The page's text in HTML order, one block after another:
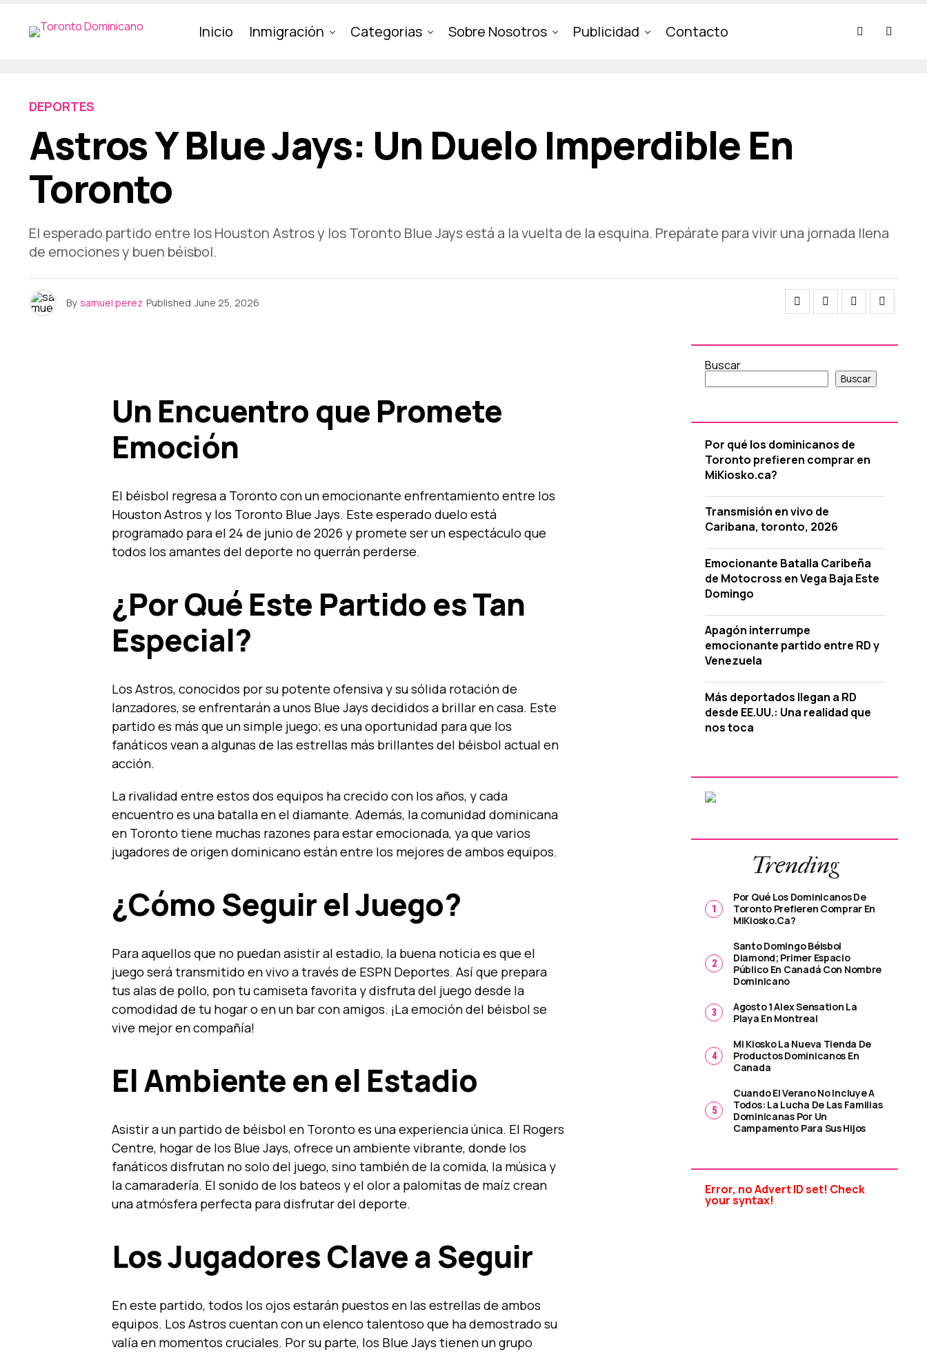
Inicio Inmigración Categorias Sobre Nosotros Publicidad Contacto
DEPORTES
Astros Y Blue Jays: Un Duelo Imperdible En
Toronto
El esperado partido entre los Houston Astros y los Toronto Blue Jays está a la vuelta de la esquina. Prepárate para vivir una jornada llena
de emociones y buen béisbol.
By samuel perez Published June 25, 2026
Un Encuentro que Promete
Emoción
El béisbol regresa a Toronto con un emocionante enfrentamiento entre los
Houston Astros y los Toronto Blue Jays. Este esperado duelo está
programado para el 24 de junio de 2026 y promete ser un espectáculo que
todos los amantes del deporte no querrán perderse.
¿Por Qué Este Partido es Tan
Especial?
Los Astros, conocidos por su potente ofensiva y su sólida rotación de
lanzadores, se enfrentarán a unos Blue Jays decididos a brillar en casa. Este
partido es más que un simple juego; es una oportunidad para que los
fanáticos vean a algunas de las estrellas más brillantes del béisbol actual en
acción.
La rivalidad entre estos dos equipos ha crecido con los años, y cada
encuentro es una batalla en el diamante. Además, la comunidad dominicana
en Toronto tiene muchas razones para estar emocionada, ya que varios
jugadores de origen dominicano están entre los mejores de ambos equipos.
¿Cómo Seguir el Juego?
Para aquellos que no puedan asistir al estadio, la buena noticia es que el
juego será transmitido en vivo a través de ESPN Deportes. Así que prepara
tus alas de pollo, pon tu camiseta favorita y disfruta del juego desde la
comodidad de tu hogar o en un bar con amigos. ¡La emoción del béisbol se
vive mejor en compañía!
El Ambiente en el Estadio
Asistir a un partido de béisbol en Toronto es una experiencia única. El Rogers
Centre, hogar de los Blue Jays, ofrece un ambiente vibrante, donde los
fanáticos disfrutan no solo del juego, sino también de la comida, la música y
la camaradería. El sonido de los bateos y el olor a palomitas de maíz crean
una atmósfera perfecta para disfrutar del deporte.
Los Jugadores Clave a Seguir
En este partido, todos los ojos estarán puestos en las estrellas de ambos
equipos. Los Astros cuentan con un elenco talentoso que ha demostrado su
valía en momentos cruciales. Por su parte, los Blue Jays tienen un grupo
Buscar
Buscar
Por qué los dominicanos de
Toronto prefieren comprar en
MiKiosko.ca?
Transmisión en vivo de
Caribana, toronto, 2026
Emocionante Batalla Caribeña
de Motocross en Vega Baja Este
Domingo
Apagón interrumpe
emocionante partido entre RD y
Venezuela
Más deportados llegan a RD
desde EE.UU.: Una realidad que
nos toca
Trending
Por Qué Los Dominicanos De
Toronto Prefieren Comprar En
MiKiosko.ca?
Santo Domingo Béisbol
Diamond; Primer Espacio
Público En Canadá Con Nombre
Dominicano
Agosto 1 Alex Sensation La
Playa En Montreal
Mi Kiosko La Nueva Tienda De
Productos Dominicanos En
Canada
Cuando El Verano No Incluye A
Todos: La Lucha De Las Familias
Dominicanas Por Un
Campamento Para Sus Hijos
Error, no Advert ID set! Check
your syntax!